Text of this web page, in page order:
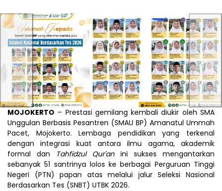
Previous Next
MOJOKERTO – Prestasi gemilang kembali diukir oleh SMA
Unggulan Berbasis Pesantren (SMAU BP) Amanatul Ummah
Pacet, Mojokerto. Lembaga pendidikan yang terkenal
dengan integrasi kuat antara ilmu agama, akademik
formal dan Tahfidzul Qur'anini sukses mengantarkan
sebanyak 51 santrinya lolos ke berbagai Perguruan Tinggi
Negeri (PTN) papan atas melalui jalur Seleksi Nasional
Berdasarkan Tes (SNBT) UTBK 2026.